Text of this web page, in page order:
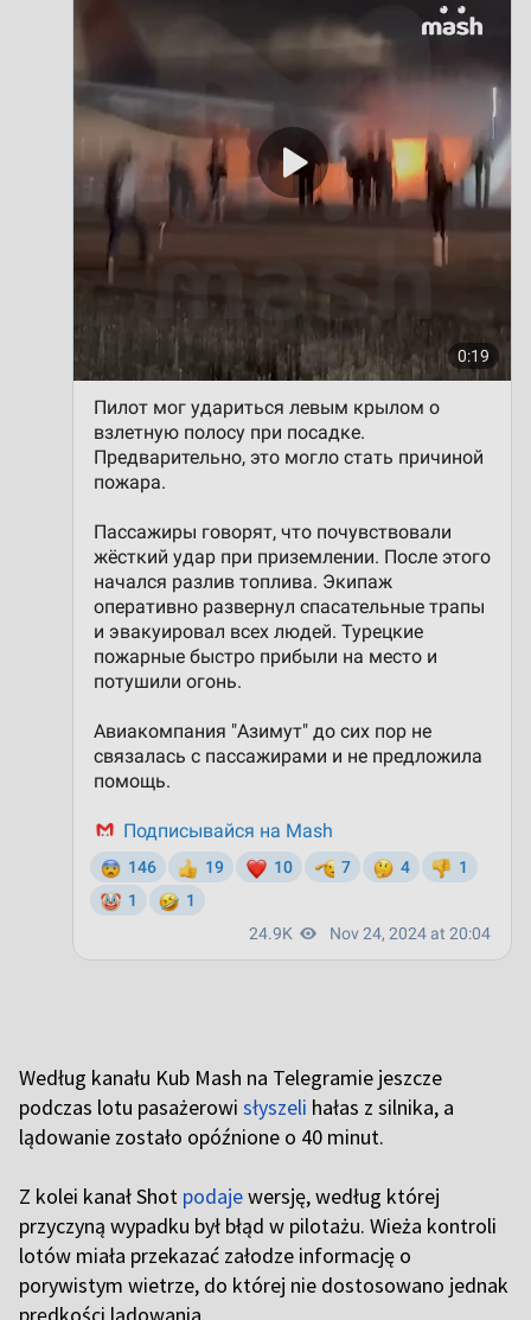
Według kanału Kub Mash na Telegramie jeszcze
podczas lotu pasażerowi słyszeli hałas z silnika, a
lądowanie zostało opóźnione o 40 minut.
Z kolei kanał Shot podajewersję, według której
przyczyną wypadku był błąd w pilotażu. Wieża kontroli
lotów miała przekazać załodze informację o
porywistym wietrze, do której nie dostosowano jednak